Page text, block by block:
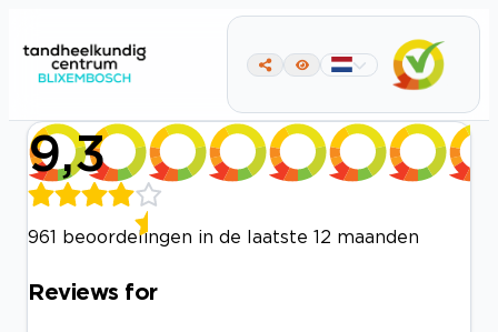
9,3
961 beoordelingen in de laatste 12 maanden
Reviews for